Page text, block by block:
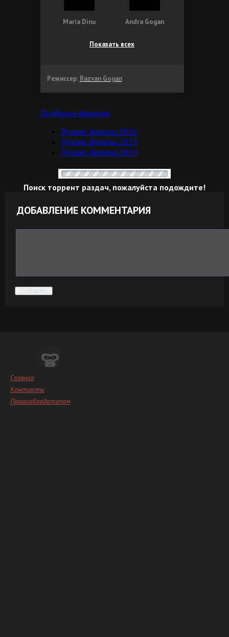
Maria Dinu Andra Gogan
Показать всех
Режиссер: Razvan Gogan
Подборка фильмов
Лучшие фильмы 2026
Лучшие фильмы 2025
Лучшие фильмы 2024
Поиск торрент раздач, пожалуйста подождите!
ДОБАВЛЕНИЕ КОММЕНТАРИЯ
Добавить
Главная
Контакты
Правообладателям